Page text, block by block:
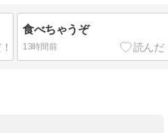
食べちゃうぞ
13時間前